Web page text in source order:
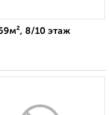
8/10 этаж